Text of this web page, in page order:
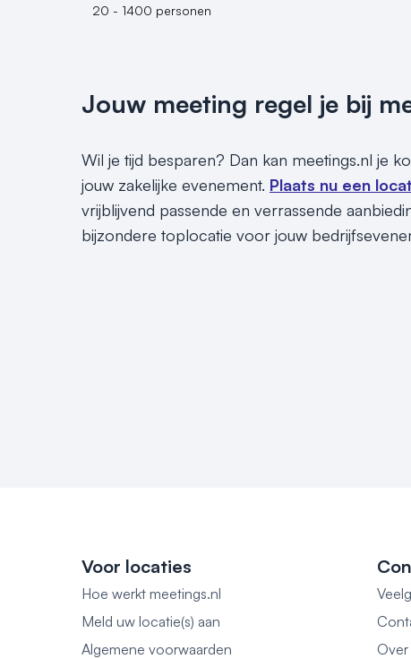
20 - 1400 personen
Jouw meeting regel je bij
Wil je tijd besparen? Dan kan meetings.nl je
jouw zakelijke evenement. Plaats nu een
vrijblijvend passende en verrassende
bijzondere toplocatie voor jouw
Voor locaties
Hoe werkt meetings.nl
Meld uw locatie(s) aan
Algemene voorwaarden